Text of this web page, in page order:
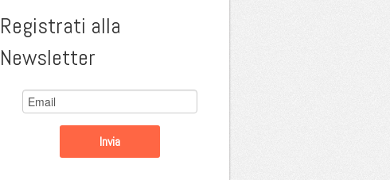
Registrati alla
Newsletter